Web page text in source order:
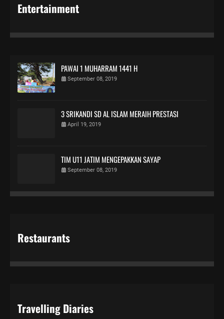
Entertainment
PAWAI 1 MUHARRAM 1441 H
September 08, 2019
3 SRIKANDI SD AL ISLAM MERAIH PRESTASI
April 19, 2019
TIM U11 JATIM MENGEPAKKAN SAYAP
September 08, 2019
Restaurants
Travelling Diaries